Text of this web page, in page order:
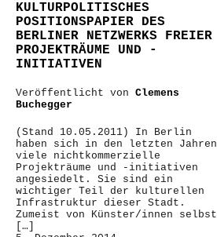
KULTURPOLITISCHES
POSITIONSPAPIER DES
BERLINER NETZWERKS FREIER
PROJEKTRÄUME UND -
INITIATIVEN
Veröffentlicht von Clemens
Buchegger
(Stand 10.05.2011) In Berlin
haben sich in den letzten Jahren
viele nichtkommerzielle
Projekträume und -initiativen
angesiedelt. Sie sind ein
wichtiger Teil der kulturellen
Infrastruktur dieser Stadt.
Zumeist von Künster/innen selbst
[…]